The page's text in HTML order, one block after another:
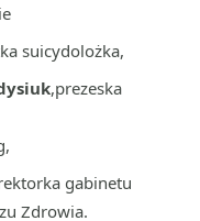
suicydolożka,
,prezeska
gabinetu
Zdrowia.